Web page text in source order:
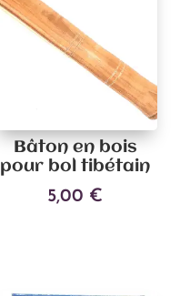
Bâton en bois
pour bol tibétain
5,00 €